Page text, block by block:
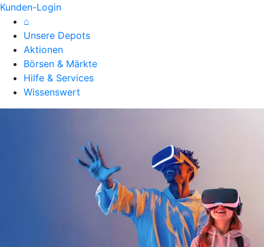
Kunden-Login
⌂
Unsere Depots
Aktionen
Börsen & Märkte
Hilfe & Services
Wissenswert